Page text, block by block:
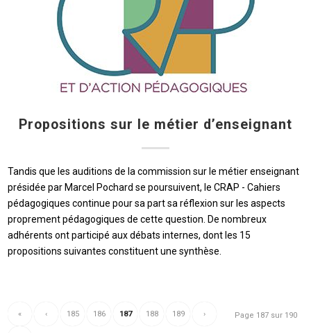
Propositions sur le métier d’enseignant
Tandis que les auditions de la commission sur le métier enseignant
présidée par Marcel Pochard se poursuivent, le CRAP - Cahiers
pédagogiques continue pour sa part sa réflexion sur les aspects
proprement pédagogiques de cette question. De nombreux
adhérents ont participé aux débats internes, dont les 15
propositions suivantes constituent une synthèse.
Page 187 sur 190
« ‹ 185 186 187 188 189 ›